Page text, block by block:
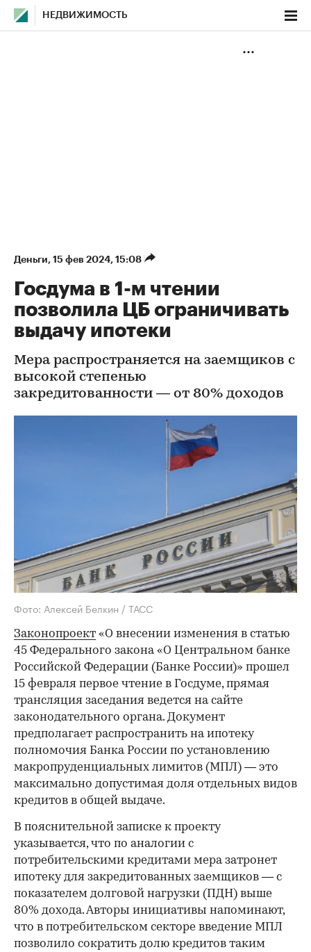
НЕДВИЖИМОСТЬ
Деньги⁠, 15 фев 2024, 15:08
Госдума в 1-м чтении
позволила ЦБ ограничивать
выдачу ипотеки
Мера распространяется на заемщиков с
высокой степенью
закредитованности — от 80% доходов
Фото: Алексей Белкин / ТАСС
Законопроект «О внесении изменения в статью
45 Федерального закона «О Центральном банке
Российской Федерации (Банке России)» прошел
15 февраля первое чтение в Госдуме, прямая
трансляция заседания ведется на сайте
законодательного органа. Документ
предполагает распространить на ипотеку
полномочия Банка России по установлению
макропруденциальных лимитов (МПЛ) — это
максимально допустимая доля отдельных видов
кредитов в общей выдаче.
В пояснительной записке к проекту
указывается, что по аналогии с
потребительскими кредитами мера затронет
ипотеку для закредитованных заемщиков — с
показателем долговой нагрузки (ПДН) выше
80% дохода. Авторы инициативы напоминают,
что в потребительском секторе введение МПЛ
позволило сократить долю кредитов таким